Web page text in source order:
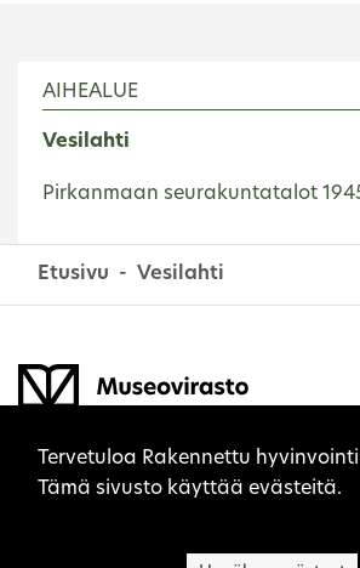
AIHEALUE
Vesilahti
Pirkanmaan seurakuntatalot
Etusivu Vesilahti
Sivuston
Tervetuloa Rakennettu
Tämä sivusto käyttää evästeitä.